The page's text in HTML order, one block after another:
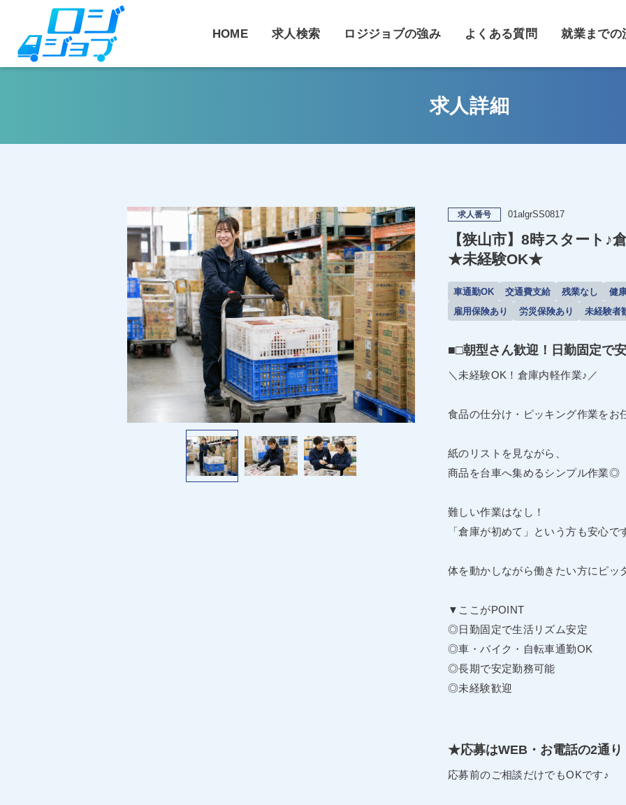
HOME 求人検索 ロジジョブの強み よくある質問 就業までの
求人詳細
求人番号 01algrSS0817
【狭山市】8時スタート♪
★未経験OK★
車通勤OK 交通費支給 残業なし
健
雇用保険あり
労災保険あり 未経験者
■□朝型さん歓迎！日勤固定で
＼未経験OK！倉庫内軽作業♪／
食品の仕分け・ピッキング作業をお
紙のリストを見ながら、
商品を台車へ集めるシンプル作業◎
難しい作業はなし！
「倉庫が初めて」という方も安心で
体を動かしながら働きたい方にピッ
▼ここがPOINT
◎日勤固定で生活リズム安定
◎車・バイク・自転車通勤OK
◎長期で安定勤務可能
◎未経験歓迎
★応募はWEB・お電話の2通
応募前のご相談だけでもOKです♪